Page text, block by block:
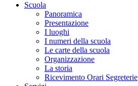
Scuola
Panoramica
Presentazione
I luoghi
I numeri della scuola
Le carte della scuola
Organizzazione
La storia
Ricevimento Orari Segreterie